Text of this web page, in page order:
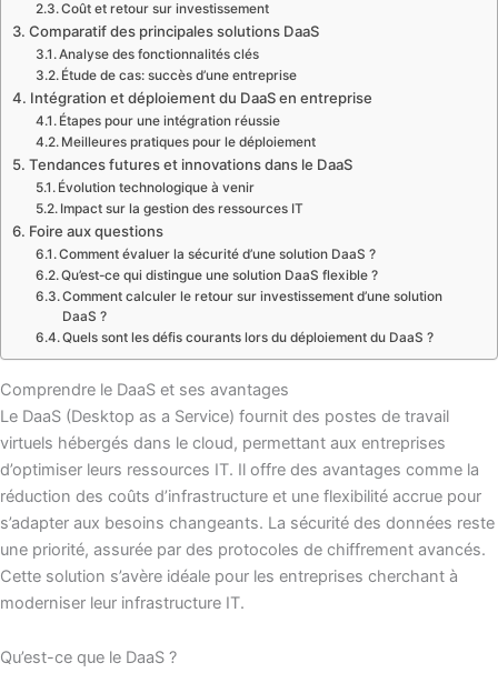
Coût et retour sur investissement
Comparatif des principales solutions DaaS
Analyse des fonctionnalités clés
Étude de cas: succès d’une entreprise
Intégration et déploiement du DaaS en entreprise
Étapes pour une intégration réussie
Meilleures pratiques pour le déploiement
Tendances futures et innovations dans le DaaS
Évolution technologique à venir
Impact sur la gestion des ressources IT
Foire aux questions
Comment évaluer la sécurité d’une solution DaaS ?
Qu’est-ce qui distingue une solution DaaS flexible ?
Comment calculer le retour sur investissement d’une solution
DaaS ?
Quels sont les défis courants lors du déploiement du DaaS ?
Comprendre le DaaS et ses avantages
Le DaaS (Desktop as a Service) fournit des postes de travail
virtuels hébergés dans le cloud, permettant aux entreprises
d’optimiser leurs ressources IT. Il offre des avantages comme la
réduction des coûts d’infrastructure et une flexibilité accrue pour
s’adapter aux besoins changeants. La sécurité des données reste
une priorité, assurée par des protocoles de chiffrement avancés.
Cette solution s’avère idéale pour les entreprises cherchant à
moderniser leur infrastructure IT.
Qu’est-ce que le DaaS ?